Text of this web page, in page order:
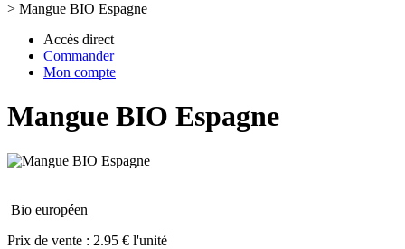
> Mangue BIO Espagne
Accès direct
Commander
Mon compte
Mangue BIO Espagne
Bio européen
Prix de vente : 2.95 € l'unité